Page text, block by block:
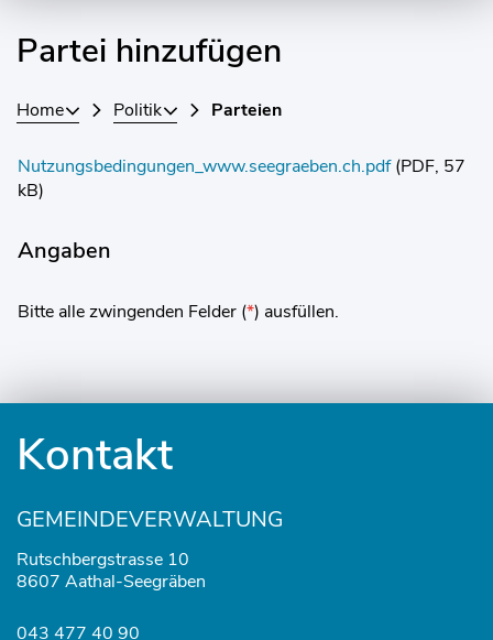
Partei hinzufügen
Home Politik Parteien
Nutzungsbedingungen_www.seegraeben.ch.pdf (PDF, 57
kB)
Angaben
Bitte alle zwingenden Felder (*) ausfüllen.
Kontakt
GEMEINDEVERWALTUNG
Rutschbergstrasse 10
8607 Aathal-Seegräben
043 477 40 90